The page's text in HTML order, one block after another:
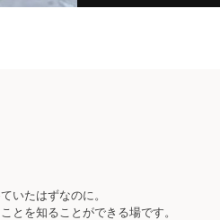
いたはずなのに。
とを知ることができる場です。